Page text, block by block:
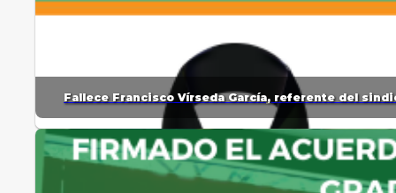
Fallece Francisco Vírseda García, referente del